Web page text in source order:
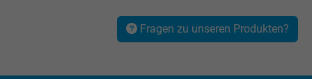
_gid, Google Analytics
Fragen zu unseren Produkten?